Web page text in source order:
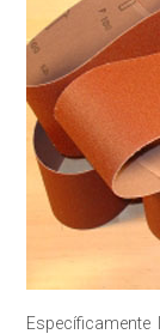
Específicamente